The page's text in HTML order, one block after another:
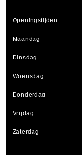
Openingstijden
Maandag
Dinsdag
Woensdag
Donderdag
Vrijdag
Zaterdag